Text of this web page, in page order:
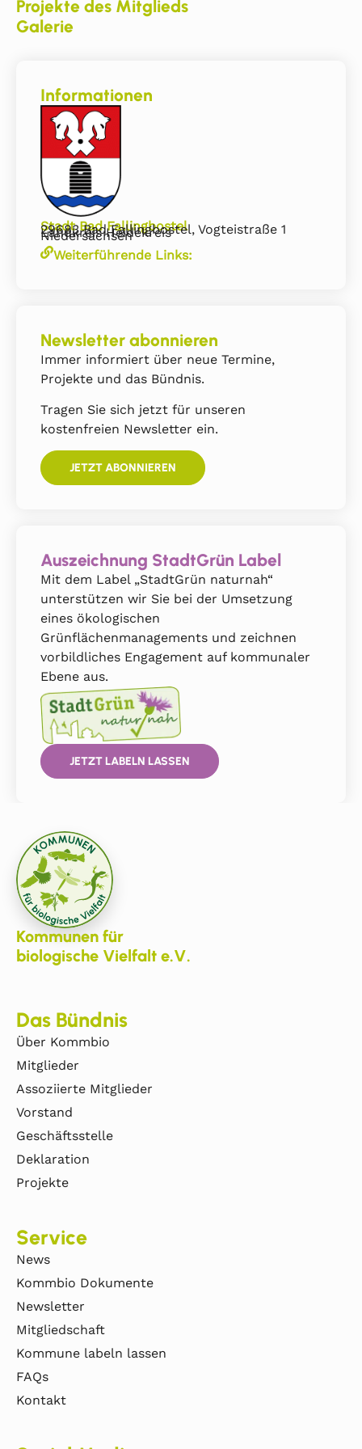
Projekte des Mitglieds
Galerie
Informationen
Stadt Bad Fallingbostel
29683 Bad Fallingbostel, Vogteistraße 1
Landkreis Heidekreis
Niedersachsen
Weiterführende Links:
Newsletter abonnieren
Immer informiert über neue Termine,
Projekte und das Bündnis.
Tragen Sie sich jetzt für unseren
kostenfreien Newsletter ein.
JETZT ABONNIEREN
Auszeichnung StadtGrün Label
Mit dem Label „StadtGrün naturnah“
unterstützen wir Sie bei der Umsetzung
eines ökologischen
Grünflächenmanagements und zeichnen
vorbildliches Engagement auf kommunaler
Ebene aus.
JETZT LABELN LASSEN
Kommunen für
biologische Vielfalt e.V.
Das Bündnis
Über Kommbio
Mitglieder
Assoziierte Mitglieder
Vorstand
Geschäftsstelle
Deklaration
Projekte
Service
News
Kommbio Dokumente
Newsletter
Mitgliedschaft
Kommune labeln lassen
FAQs
Kontakt